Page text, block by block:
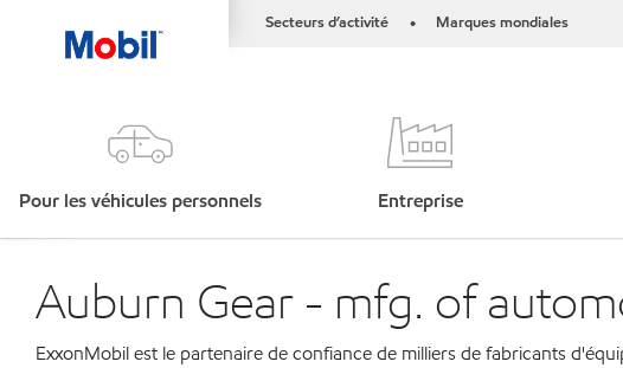
Secteurs d’activité • Marques mondiales
Pour les véhicules personnels Entreprise
Auburn Gear - mfg. of
ExxonMobil est le partenaire de confiance de milliers de fabricants